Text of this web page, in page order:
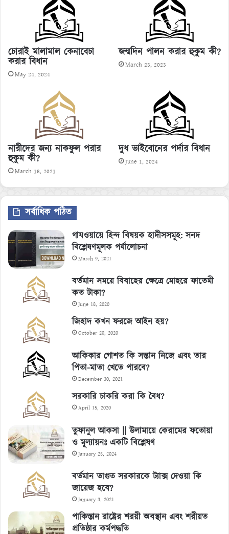
চোরাই মালামাল কেনাবেচা
করার বিধান
May 24, 2024
জন্মদিন পালন করার হুকুম কী?
March 23, 2023
নারীদের জন্য নাকফুল পরার
হুকুম কী?
March 18, 2021
দুধ ভাইবোনের পর্দার বিধান
June 1, 2024
সর্বাধিক পঠিত
গাযওয়ায়ে হিন্দ বিষয়ক হাদীসসমূহ: সনদ
বিশ্লেষণমূলক পর্যালোচনা
March 9, 2021
বর্তমান সময়ে বিবাহের ক্ষেত্রে মোহরে ফাতেমী
কত টাকা?
June 18, 2020
জিহাদ কখন ফরজে আইন হয়?
October 20, 2020
আকিকার গোশত কি সন্তান নিজে এবং তার
পিতা-মাতা খেতে পারবে?
December 30, 2021
সরকারি চাকরি করা কি বৈধ?
April 15, 2020
তুফানুল আকসা || উলামায়ে কেরামের ফতোয়া
ও মূল্যায়নঃ একটি বিশ্লেষণ
January 25, 2024
বর্তমান তাগুত সরকারকে ট্যাক্স দেওয়া কি
জায়েজ হবে?
January 3, 2021
পাকিস্তান রাষ্ট্রের শরয়ী অবস্থান এবং শরীয়ত
প্রতিষ্ঠার কর্মপদ্ধতি